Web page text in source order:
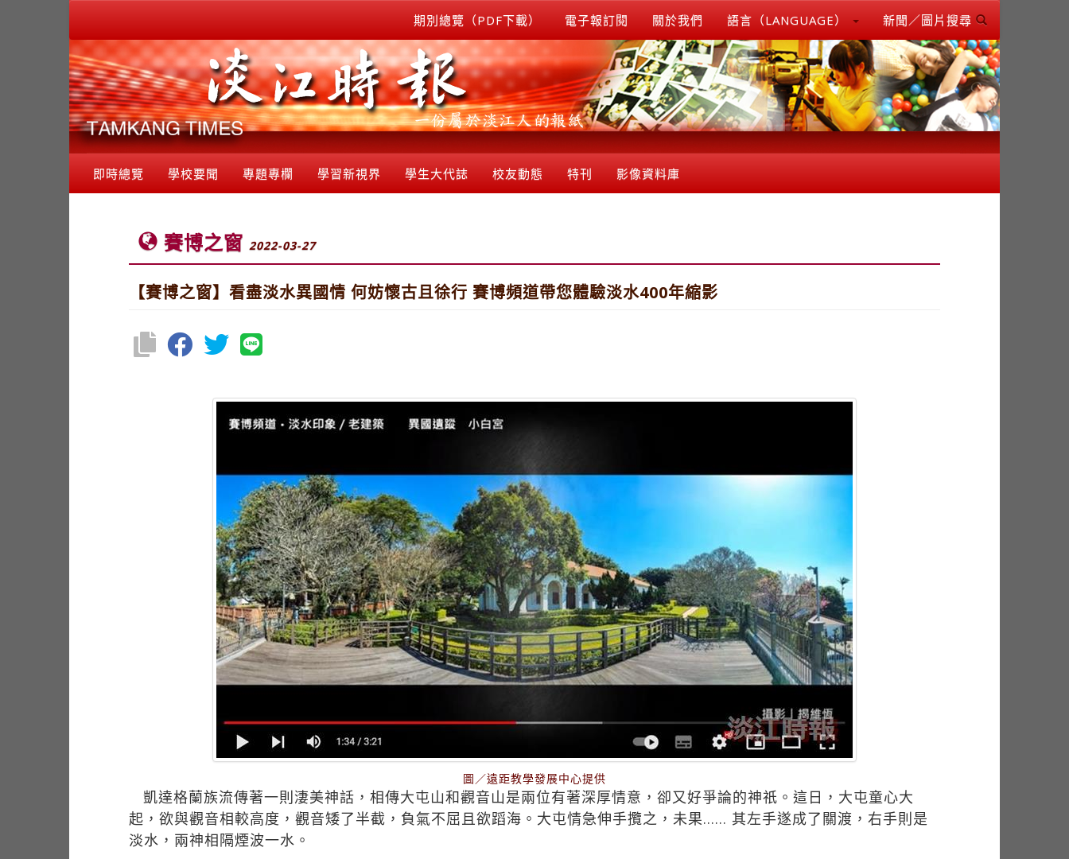
期別總覽（PDF下載） 電子報訂閱 關於我們 語言（LANGUAGE） 新聞／圖片搜尋
即時總覽 學校要聞 專題專欄 學習新視界 學生大代誌 校友動態 特刊 影像資料庫
賽博之窗 2022-03-27
【賽博之窗】看盡淡水異國情 何妨懷古且徐行 賽博頻道帶您體驗淡水400年縮影
圖／遠距教學發展中心提供
凱達格蘭族流傳著一則淒美神話，相傳大屯山和觀音山是兩位有著深厚情意，卻又好爭論的神祇。這日，大屯童心大
起，欲與觀音相較高度，觀音矮了半截，負氣不屈且欲蹈海。大屯情急伸手攬之，未果…… 其左手遂成了關渡，右手則是
淡水，兩神相隔煙波一水。